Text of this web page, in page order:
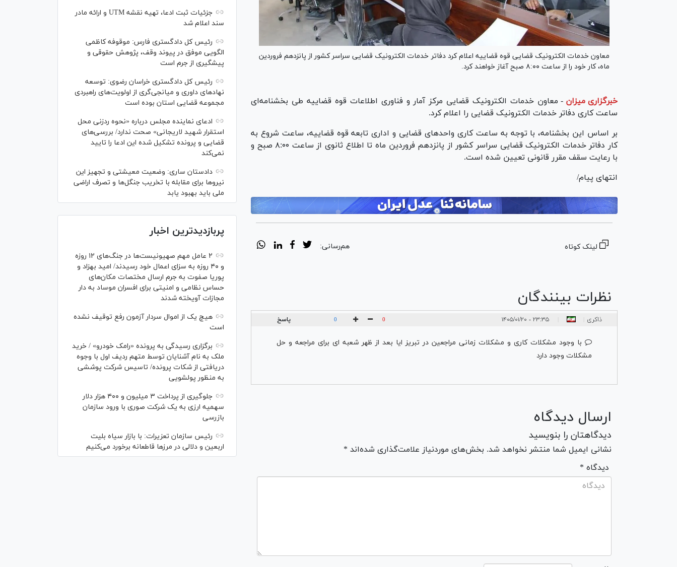
معاون خدمات الکترونیک قضایی قوه قضاییه اعلام کرد دفاتر خدمات الکترونیک قضایی سراسر کشور از پانزدهم فروردین
ماه، کار خود را از ساعت ۸:۰۰ صبح آغاز خواهند کرد.
خبرگزاری میزان - معاون خدمات الکترونیک قضایی مرکز آمار و فناوری اطلاعات قوه قضاییه طی بخشنامه‌ای
ساعت کاری دفاتر خدمات الکترونیک قضایی را اعلام کرد.
بر اساس این بخشنامه، با توجه به ساعت کاری واحد‌های قضایی و اداری تابعه قوه قضاییه، ساعت شروع به
کار دفاتر خدمات الکترونیک قضایی سراسر کشور از پانزدهم فروردین ماه تا اطلاع ثانوی از ساعت ۸:۰۰ صبح و
با رعایت سقف مقرر قانونی تعیین شده است.
انتهای پیام/
لینک کوتاه هم‌رسانی:
نظرات بینندگان
ذاکری ۲۳:۳۵ - ۱۴۰۵/۰۱/۲۰ 0
0 پاسخ
با وجود مشکلات کاری و مشکلات زمانی مراجعین در تبریز ایا بعد از ظهر شعبه ای برای مراجعه و حل
مشکلات وجود دارد
ارسال دیدگاه
دیدگاهتان را بنویسید
نشانی ایمیل شما منتشر نخواهد شد. بخش‌های موردنیاز علامت‌گذاری شده‌اند *
* دیدگاه
جزئیات ثبت ادعا، تهیه نقشه UTM و ارائه مادر
سند اعلام شد
رئیس کل دادگستری فارس: موقوفه کاظمی
الگویی موفق در پیوند وقف، پژوهش حقوقی و
پیشگیری از جرم است
رئیس کل دادگستری خراسان رضوی: توسعه
نهاد‌های داوری و میانجی‌گری از اولویت‌های راهبردی
مجموعه قضایی استان بوده است
ادعای نماینده مجلس درباره «نحوه ردزنی محل
استقرار شهید لاریجانی» صحت ندارد/ بررسی‌های
قضایی و پرونده تشکیل شده این ادعا را تایید
نمی‌کند
دادستان ساری: وضعیت معیشتی و تجهیز این
نیرو‌ها برای مقابله با تخریب جنگل‌ها و تصرف اراضی
ملی باید بهبود یابد
پربازدیدترین اخبار
۲ عامل مهم صهیونیست‌ها در جنگ‌های ۱۲ روزه
و ۴۰ روزه به سزای اعمال خود رسیدند/ امید بهزاد و
پوریا صفوت به جرم ارسال مختصات مکان‌های
حساس نظامی و امنیتی برای افسران موساد به دار
مجازات آویخته شدند
هیچ یک از اموال سردار آزمون رفع توقیف نشده
است
برگزاری رسیدگی به پرونده «رامک خودرو» / خرید
ملک به نام آشنایان توسط متهم ردیف اول با وجوه
دریافتی از شکات پرونده/ تاسیس شرکت پوششی
به منظور پولشویی
جلوگیری از پرداخت ۳ میلیون و ۴۰۰ هزار دلار
سهمیه ارزی به یک شرکت صوری با ورود سازمان
بازرسی
رئیس سازمان تعزیرات: با بازار سیاه بلیت
اربعین و دلالی در مرز‌ها قاطعانه برخورد می‌کنیم